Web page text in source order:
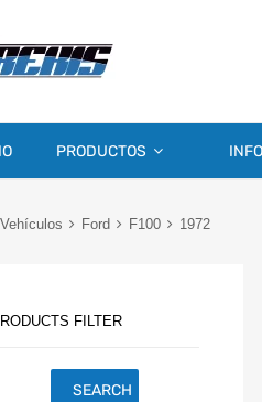
PRODUCTOS
Vehículos Ford F100 1972
FILTER
SEARCH